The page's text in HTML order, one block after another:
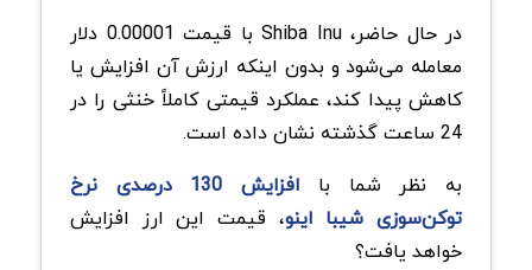
در حال حاضر، Shiba Inu با قیمت 0.00001 دلار
معامله می‌شود و بدون اینکه ارزش آن افزایش یا
کاهش پیدا کند، عملکرد قیمتی کاملاً خنثی را در
24 ساعت گذشته نشان داده است.
به نظر شما با
افزایش 130 درصدی نرخ
توکن‌سوزی شیبا اینو، قیمت این ارز افزایش
خواهد یافت؟